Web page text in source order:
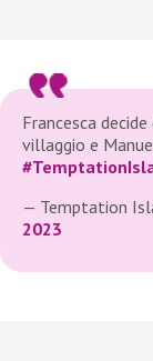
Francesca
villaggio e
— Temptation
2023